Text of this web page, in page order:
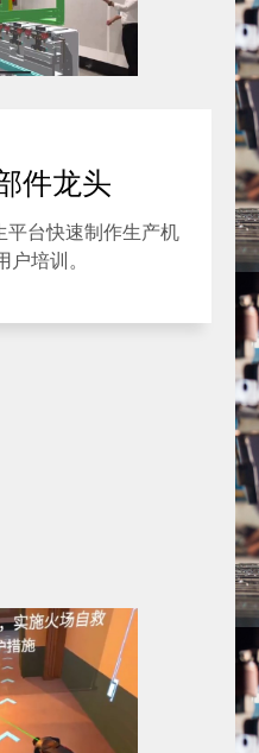
件龙头
平台快速制作生产机
户培训。